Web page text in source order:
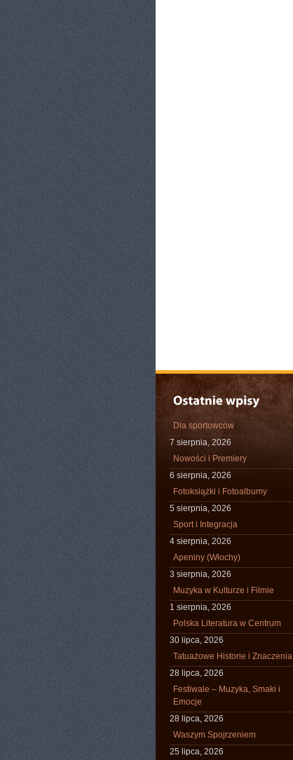
Dla sportowców
7 sierpnia, 2026
Nowości i Premiery
6 sierpnia, 2026
Fotoksiążki i Fotoalbumy
5 sierpnia, 2026
Sport i Integracja
4 sierpnia, 2026
Apeniny (Włochy)
3 sierpnia, 2026
Muzyka w Kulturze i Filmie
1 sierpnia, 2026
Polska Literatura w Centrum
30 lipca, 2026
Tatuażowe Historie i Znaczenia
28 lipca, 2026
Festiwale – Muzyka, Smaki i
Emocje
28 lipca, 2026
Waszym Spojrzeniem
25 lipca, 2026